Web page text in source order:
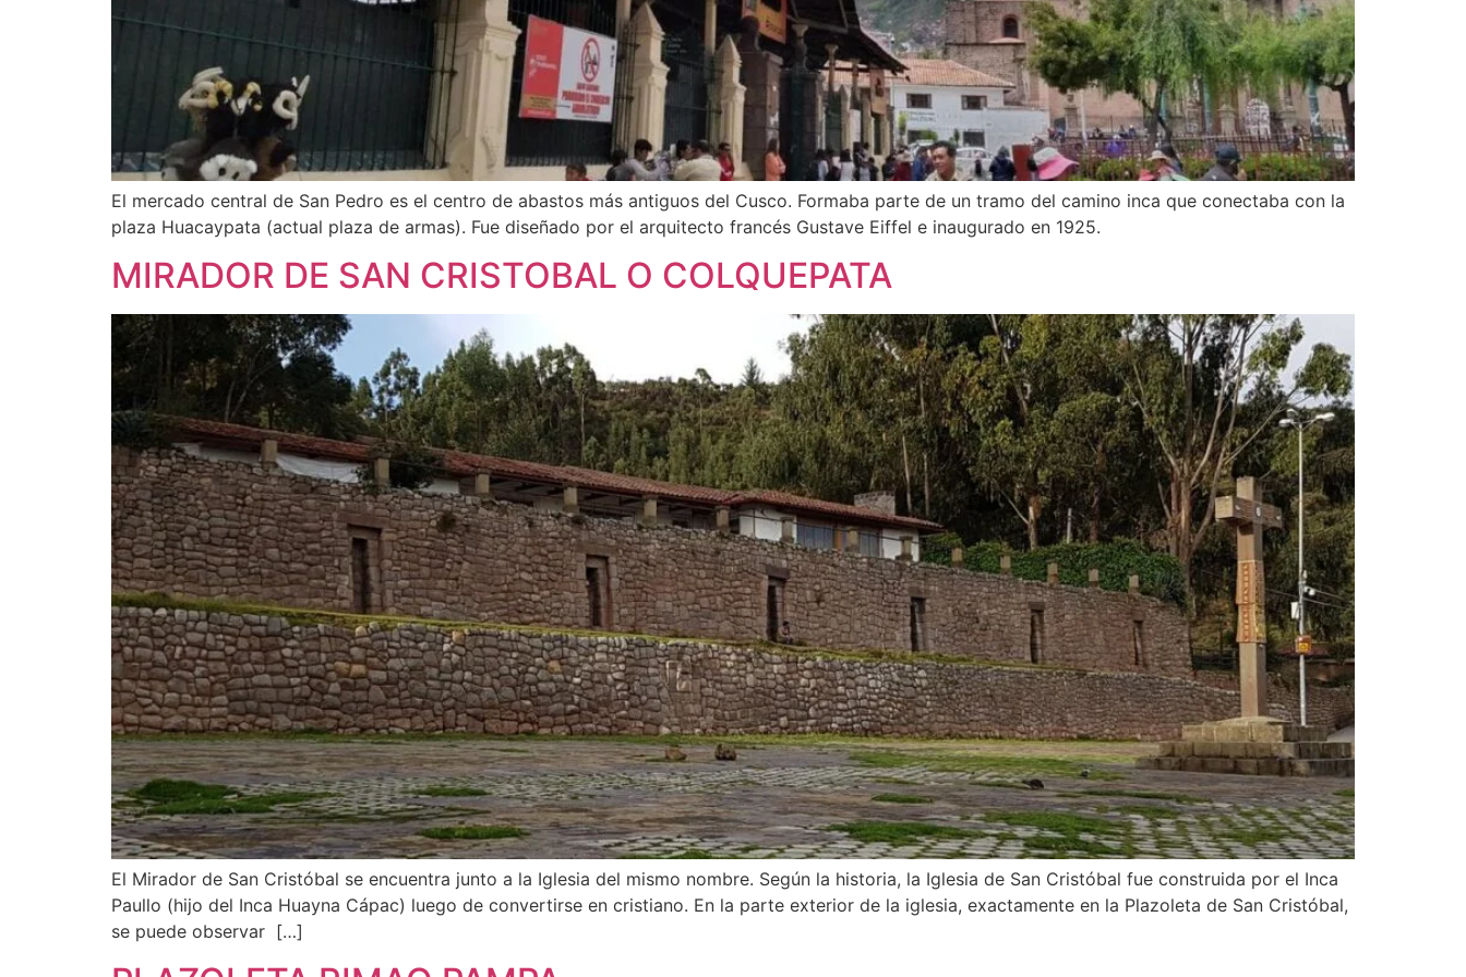
El mercado central de San Pedro es el centro de abastos más antiguos del Cusco. Formaba parte de un tramo del camino inca que conectaba con la
plaza Huacaypata (actual plaza de armas). Fue diseñado por el arquitecto francés Gustave Eiffel e inaugurado en 1925.
MIRADOR DE SAN CRISTOBAL O COLQUEPATA
El Mirador de San Cristóbal se encuentra junto a la Iglesia del mismo nombre. Según la historia, la Iglesia de San Cristóbal fue construida por el Inca
Paullo (hijo del Inca Huayna Cápac) luego de convertirse en cristiano. En la parte exterior de la iglesia, exactamente en la Plazoleta de San Cristóbal,
se puede observar […]